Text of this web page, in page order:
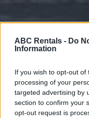
ABC Rentals - Do
Information
If you wish to opt-out
processing of your
targeted advertising by
section to confirm your
opt-out request is